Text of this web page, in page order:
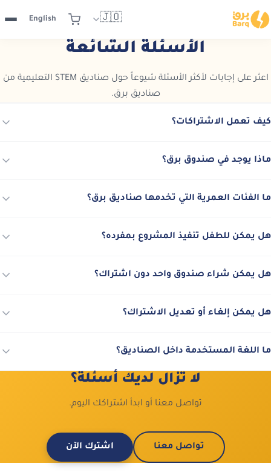
🇯🇴
English
الأسئلة الشائعة
اعثر على إجابات لأكثر الأسئلة شيوعاً حول صناديق STEM التعليمية من
صناديق برق.
كيف تعمل الاشتراكات؟
ماذا يوجد في صندوق برق؟
ما الفئات العمرية التي تخدمها صناديق برق؟
هل يمكن للطفل تنفيذ المشروع بمفرده؟
هل يمكن شراء صندوق واحد دون اشتراك؟
هل يمكن إلغاء أو تعديل الاشتراك؟
ما اللغة المستخدمة داخل الصناديق؟
لا تزال لديك أسئلة؟
تواصل معنا أو ابدأ اشتراكك اليوم.
تواصل معنا اشترك الآن